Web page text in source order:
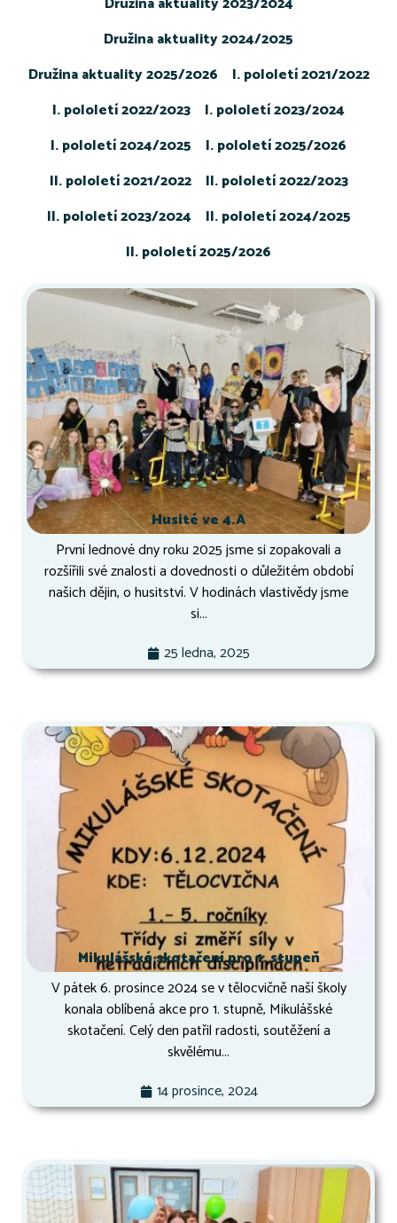
Družina aktuality 2024/2025
Družina aktuality 2025/2026
I. pololetí 2021/2022
I. pololetí 2022/2023
I. pololetí 2023/2024
I. pololetí 2024/2025
I. pololetí 2025/2026
II. pololetí 2021/2022
II. pololetí 2022/2023
II. pololetí 2023/2024
II. pololetí 2024/2025
II. pololetí 2025/2026
Husité ve 4.A
První lednové dny roku 2025 jsme si zopakovali a
rozšířili své znalosti a dovednosti o důležitém období
našich dějin, o husitství. V hodinách vlastivědy jsme
si...
25 ledna, 2025
Mikulášské skotačení pro 1. stupeň
V pátek 6. prosince 2024 se v tělocvičně naší školy
konala oblíbená akce pro 1. stupně, Mikulášské
skotačení. Celý den patřil radosti, soutěžení a
skvělému...
14 prosince, 2024